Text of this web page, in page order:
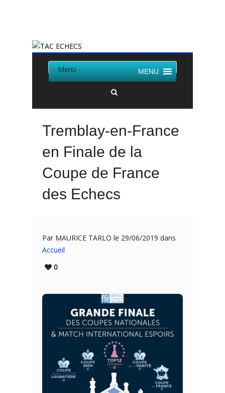
- Menu - MENU
Tremblay-en-France
en Finale de la
Coupe de France
des Echecs
Par MAURICE TARLO le 29/06/2019 dans
Accueil
0